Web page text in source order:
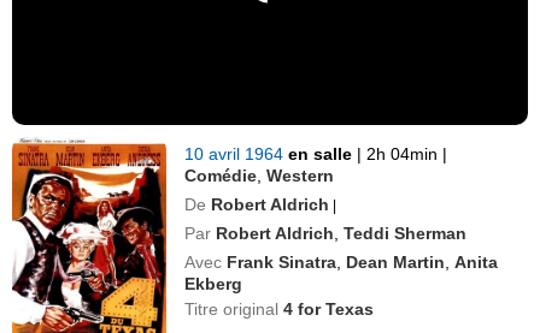
10 avril 1964en salle | 2h 04min |
Comédie ,Western
De Robert Aldrich |
Par Robert Aldrich ,Teddi Sherman
Avec Frank Sinatra Dean Martin ,Anita
Ekberg
Titre original4 for Texas